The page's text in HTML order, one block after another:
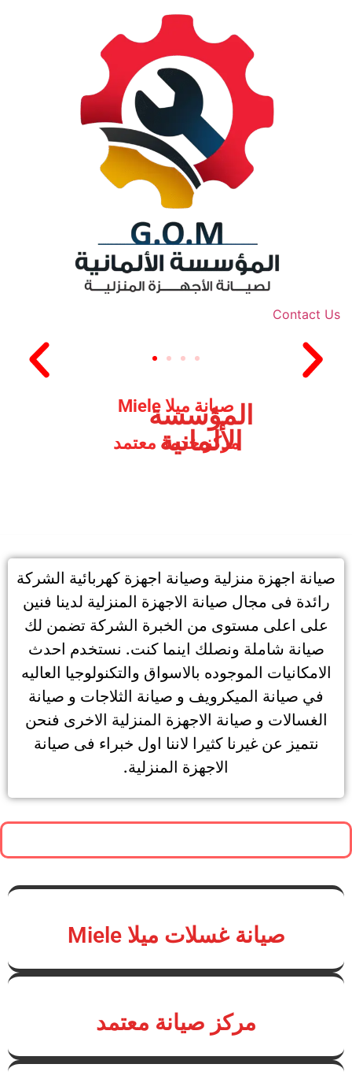
Contact Us
صيانة ميلا Miele
مركز خدمة معتمد
المؤسسة
الألمانية
صيانة اجهزة منزلية وصيانة اجهزة كهربائية الشركة
رائدة فى مجال صيانة الاجهزة المنزلية لدينا فنين
على اعلى مستوى من الخبرة الشركة تضمن لك
صيانة شاملة ونصلك اينما كنت. نستخدم احدث
الامكانيات الموجوده بالاسواق والتكنولوجيا العاليه
في صيانة الميكرويف و صيانة الثلاجات و صيانة
الغسالات و صيانة الاجهزة المنزلية الاخرى فنحن
نتميز عن غيرنا كثيرا لاننا اول خبراء فى صيانة
الاجهزة المنزلية.
صيانة غسلات ميلا Miele
مركز صيانة معتمد